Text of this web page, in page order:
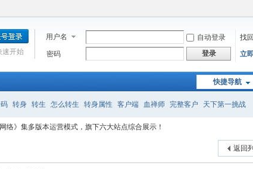
用户名 自动登录
找
密码
登录 立
速开始
快捷导航
转身 转生 怎么转生 转身属性 客户端 血禅师 完整客户 天下第一挑战
渊 合区 充值 附魔石 蓝屏 道士召唤 转属性
网络》集多版本运营模式，旗下六大站点综合展示！
返回